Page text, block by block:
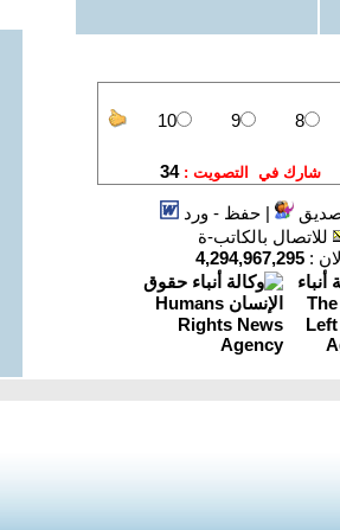
| حفظ - ورد
للاتصال بالكاتب-ة
:
4,294,967,295